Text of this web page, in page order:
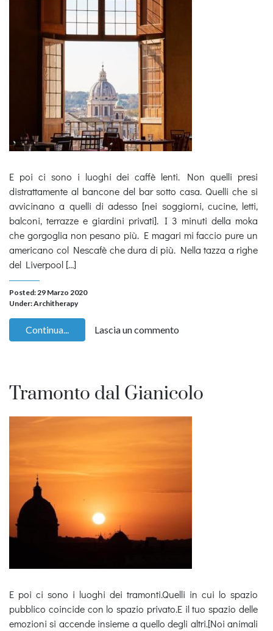
E poi ci sono i luoghi dei caffè lenti. Non quelli presi
distrattamente al bancone del bar sotto casa. Quelli che si
avvicinano a quelli di adesso [nei soggiorni, cucine, letti,
balconi, terrazze e giardini privati]. I 3 minuti della moka
che gorgoglia non pesano più. E magari mi faccio pure un
americano col Nescafè che dura di più. Nella tazza a righe
del Liverpool […]
Posted: 29 Marzo 2020
Under:Architherapy
Continua... Lascia un commento
Tramonto dal Gianicolo
E poi ci sono i luoghi dei tramonti.Quelli in cui lo spazio
pubblico coincide con lo spazio privato.E il tuo spazio delle
emozioni si accende insieme a quello degli altri.[Noi animali